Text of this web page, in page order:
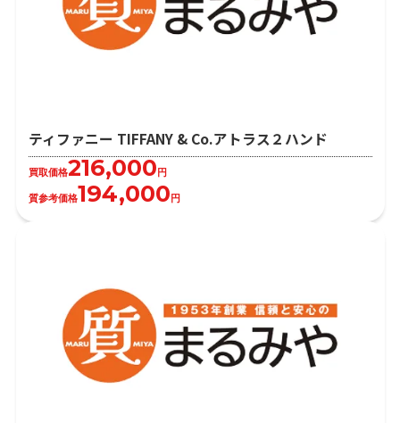
ティファニー TIFFANY & Co.アトラス２ハンド
買取価格216,000 円
質参考価格194,000 円